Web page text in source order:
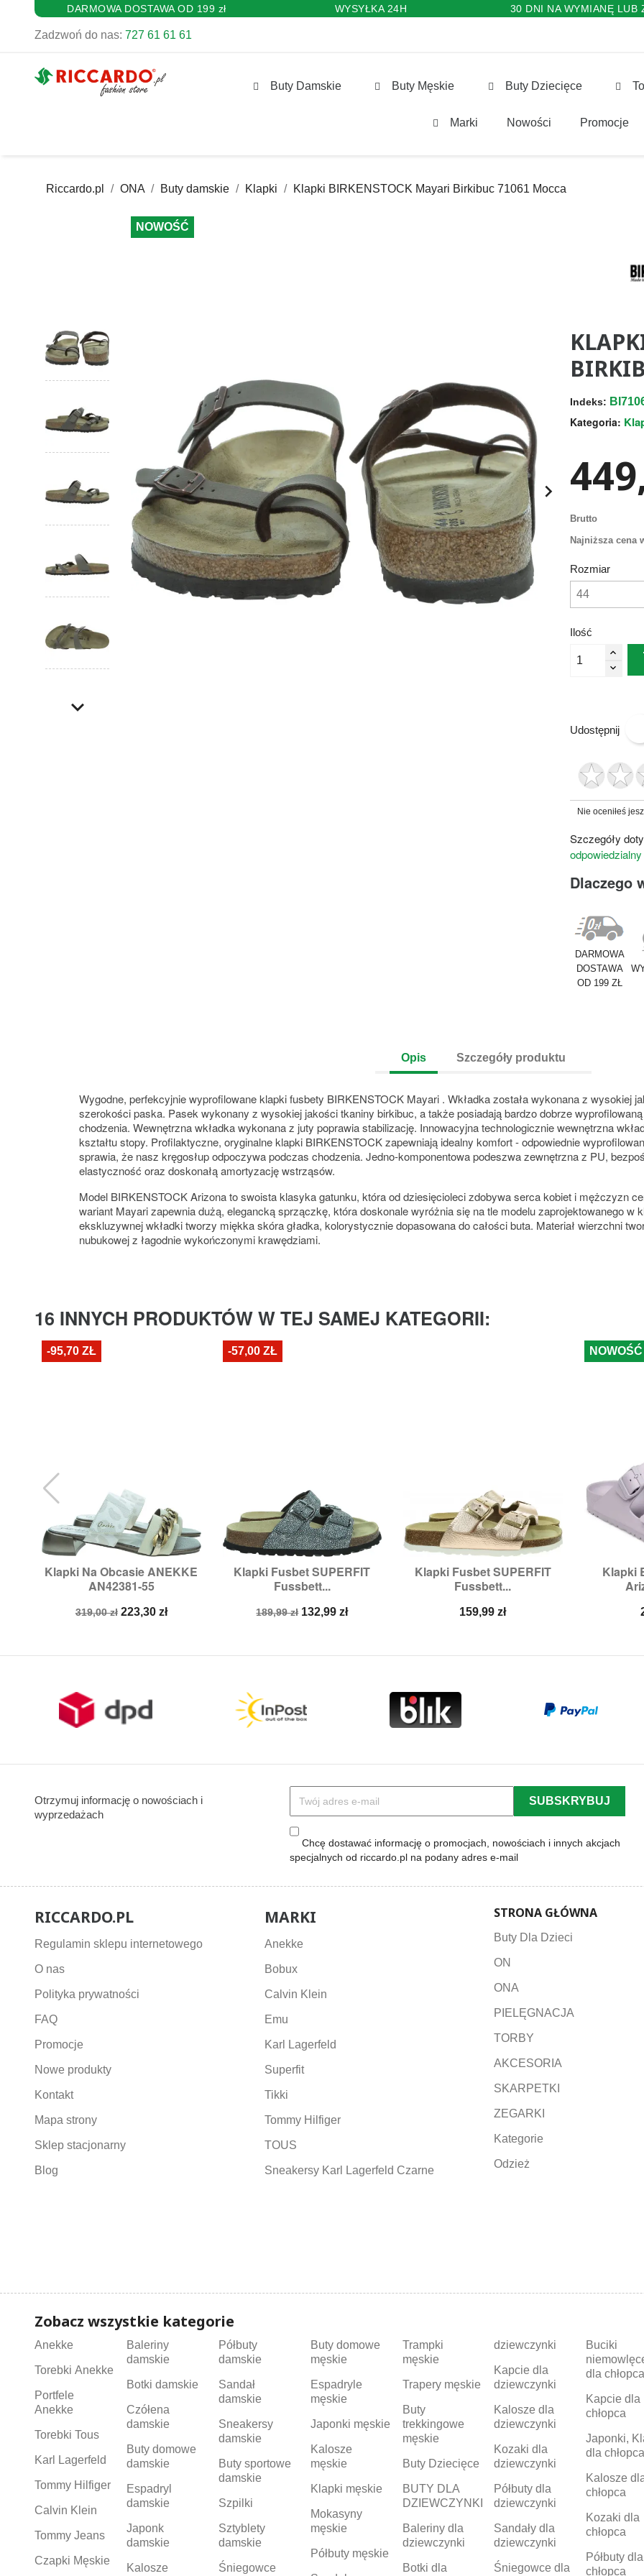
DARMOWA DOSTAWA OD 199 zł WYSYŁKA 24H 30 DNI NA WYMIANĘ LUB
Zadzwoń do nas: 727 61 61 61
Buty Damskie Buty Męskie Buty Dziecięce
Marki Nowości Promocje
Riccardo.pl ONA Buty damskie Klapki Klapki BIRKENSTOCK Mayari Birkibuc 71061 Mocca
NOWOŚĆ

Indeks:
Kategoria:
Brutto
Najniższa cena
Rozmiar
Ilość
Udostępnij
Nie oceniłeś
Szczegóły
Dlaczego
DARMOWA
DOSTAWA
OD 199 ZŁ
Opis Szczegóły produktu
Wygodne, perfekcyjnie wyprofilowane klapki fusbety BIRKENSTOCK Mayari . Wkładka została wykonana z wysokiej
szerokości paska. Pasek wykonany z wysokiej jakości tkaniny birkibuc, a także posiadają bardzo dobrze
chodzenia. Wewnętrzna wkładka wykonana z juty poprawia stabilizację. Innowacyjna technologicznie wewnętrzna
kształtu stopy. Profilaktyczne, oryginalne klapki BIRKENSTOCK zapewniają idealny komfort - odpowiednie
sprawia, że nasz kręgosłup odpoczywa podczas chodzenia. Jedno-komponentowa podeszwa zewnętrzna z PU,
elastyczność oraz doskonałą amortyzację wstrząsów.
Model BIRKENSTOCK Arizona to swoista klasyka gatunku, która od dziesięcioleci zdobywa serca kobiet i mężczyzn
wariant Mayari zapewnia dużą, elegancką sprzączkę, która doskonale wyróżnia się na tle modelu zaprojektowanego w
ekskluzywnej wkładki tworzy miękka skóra gładka, kolorystycznie dopasowana do całości buta. Materiał wierzchni
nubukowej z łagodnie wykończonymi krawędziami.
16 INNYCH PRODUKTÓW W TEJ SAMEJ KATEGORII:
Klapki Na Obcasie ANEKKE
AN42381-55
Cena
319,00 zł Cena
223,30 zł
Szybki podgląd
Rozmiary:37
-95,70 ZŁ
Klapki Fusbet SUPERFIT
Fussbett...
Cena
189,99 zł Cena
132,99 zł
 Szybki podgląd
Rozmiary:40
-57,00 ZŁ
Klapki Fusbet SUPERFIT
Fussbett...
Cena
159,99 zł
 Szybki podgląd
Rozmiary:41
Klapki

NOWOŚĆ
Otrzymuj informację o nowościach i
wyprzedażach
Chcę dostawać informację o promocjach, nowościach i innych akcjach
specjalnych od riccardo.pl na podany adres e-mail
RICCARDO.PL
Regulamin sklepu internetowego
O nas
Polityka prywatności
FAQ
Promocje
Nowe produkty
Kontakt
Mapa strony
Sklep stacjonarny
Blog
MARKI
Anekke
Bobux
Calvin Klein
Emu
Karl Lagerfeld
Superfit
Tikki
Tommy Hilfiger
TOUS
Sneakersy Karl Lagerfeld Czarne
STRONA GŁÓWNA
Buty Dla Dzieci
ON
ONA
PIELĘGNACJA
TORBY
AKCESORIA
SKARPETKI
ZEGARKI
Kategorie
Odzież
Zobacz wszystkie kategorie
Anekke
Torebki Anekke
Portfele
Anekke
Torebki Tous
Karl Lagerfeld
Tommy Hilfiger
Calvin Klein
Tommy Jeans
Czapki Męskie
Baleriny
damskie
Botki damskie
Czółena
damskie
Buty domowe
damskie
Espadryl
damskie
Japonk
damskie
Kalosze
Półbuty
damskie
Sandał
damskie
Sneakersy
damskie
Buty sportowe
damskie
Szpilki
Sztyblety
damskie
Śniegowce
Buty domowe
męskie
Espadryle
męskie
Japonki męskie
Kalosze
męskie
Klapki męskie
Mokasyny
męskie
Półbuty męskie
Trampki
męskie
Trapery męskie
Buty
trekkingowe
męskie
Buty Dziecięce
BUTY DLA
DZIEWCZYNKI
Baleriny dla
dziewczynki
Botki dla
dziewczynki
Kapcie dla
dziewczynki
Kalosze dla
dziewczynki
Kozaki dla
dziewczynki
Półbuty dla
dziewczynki
Sandały dla
dziewczynki
Śniegowce dla
Buciki
dla chłopca
Kapcie dla
chłopca
Japonki,
dla chłopca
Kalosze
chłopca
Kozaki dla
chłopca
Półbuty dla
chłopca